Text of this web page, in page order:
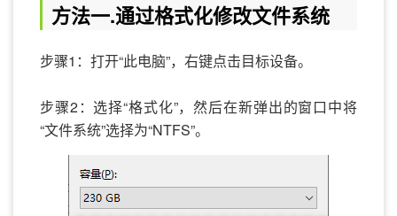
方法一.通过格式化修改文件系统
步骤1：打开“此电脑”，右键点击目标设备。
步骤2：选择“格式化”，然后在新弹出的窗口中将
“文件系统”选择为“NTFS”。